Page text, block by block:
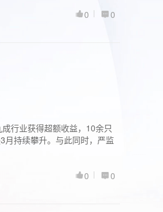
0
0
行业获得超额收益，10余只
月持续攀升。与此同时，严监
0
0